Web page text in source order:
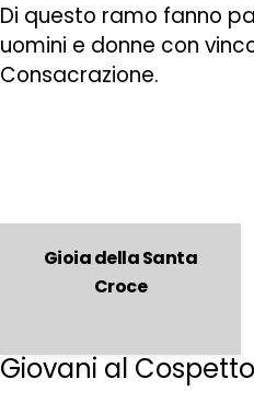
Di questo ramo fanno
uomini e donne con
Consacrazione.
Gioia della Santa
Croce
Giovani al